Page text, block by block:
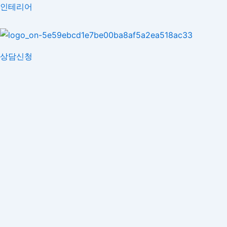
콘
츠
건
인테리어
상담신청